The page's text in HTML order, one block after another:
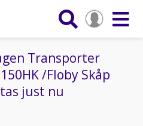
Transporter
/Floby Skåp
just nu